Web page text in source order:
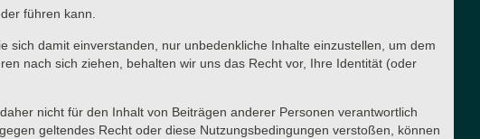
führen kann.
damit einverstanden, nur unbedenkliche Inhalte einzustellen, um dem
nach sich ziehen, behalten wir uns das Recht vor, Ihre Identität (oder
nicht für den Inhalt von Beiträgen anderer Personen verantwortlich
geltendes Recht oder diese Nutzungsbedingungen verstoßen, können